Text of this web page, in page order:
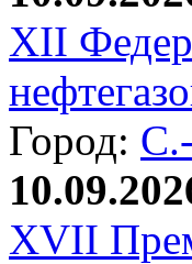
XII
Город:
XVII